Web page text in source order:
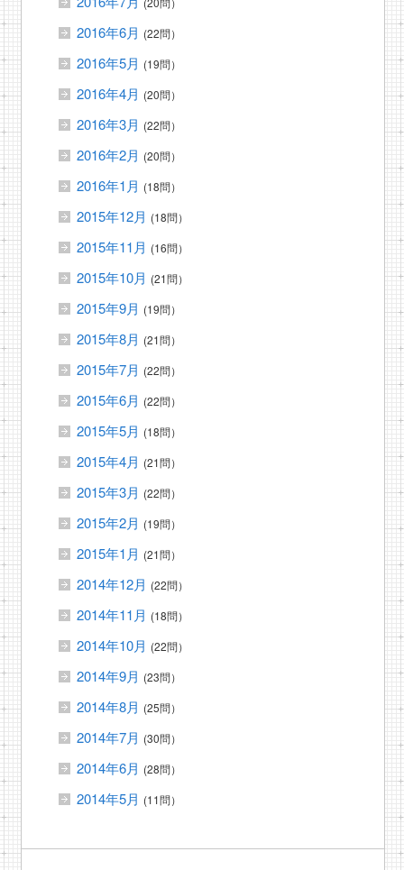
2016年6月 (22問）
2016年5月 (19問）
2016年4月 (20問）
2016年3月 (22問）
2016年2月 (20問）
2016年1月 (18問）
2015年12月 (18問）
2015年11月 (16問）
2015年10月 (21問）
2015年9月 (19問）
2015年8月 (21問）
2015年7月 (22問）
2015年6月 (22問）
2015年5月 (18問）
2015年4月 (21問）
2015年3月 (22問）
2015年2月 (19問）
2015年1月 (21問）
2014年12月 (22問）
2014年11月 (18問）
2014年10月 (22問）
2014年9月 (23問）
2014年8月 (25問）
2014年7月 (30問）
2014年6月 (28問）
2014年5月 (11問）